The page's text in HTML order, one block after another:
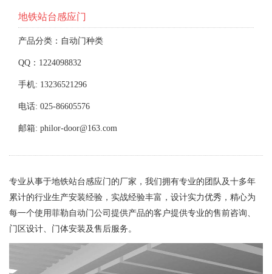
地铁站台感应门
产品分类：自动门种类
QQ：1224098832
手机: 13236521296
电话: 025-86605576
邮箱: philor-door@163.com
专业从事于地铁站台感应门的厂家，我们拥有专业的团队及十多年
累计的行业生产安装经验，实战经验丰富，设计实力优秀，精心为
每一个使用菲勒自动门公司提供产品的客户提供专业的售前咨询、
门区设计、门体安装及售后服务。